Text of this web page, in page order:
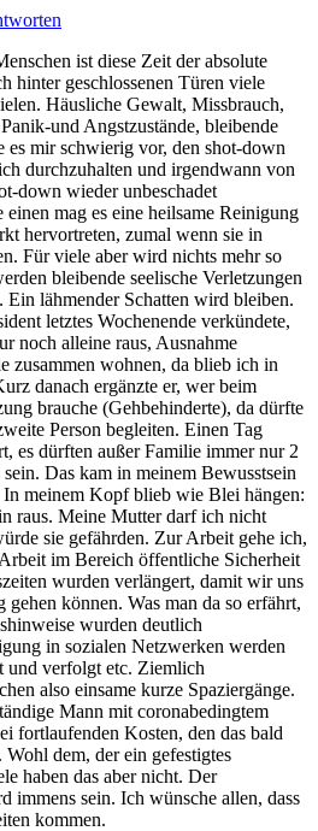
ist diese Zeit der absolute
hinter geschlossenen Türen viele
Häusliche Gewalt, Missbrauch,
und Angstzustände, bleibende
es mir schwierig vor, den shot-down
durchzuhalten und irgendwann von
down wieder unbeschadet
mag es eine heilsame Reinigung
hervortreten, zumal wenn sie in
Für viele aber wird nichts mehr so
bleibende seelische Verletzungen
Ein lähmender Schatten wird bleiben.
letztes Wochenende verkündete,
noch alleine raus, Ausnahme
zusammen wohnen, da blieb ich in
danach ergänzte er, wer beim
brauche (Gehbehinderte), da dürfte
Person begleiten. Einen Tag
es dürften außer Familie immer nur 2
Das kam in meinem Bewusstsein
meinem Kopf blieb wie Blei hängen:
raus. Meine Mutter darf ich nicht
sie gefährden. Zur Arbeit gehe ich,
im Bereich öffentliche Sicherheit
wurden verlängert, damit wir uns
gehen können. Was man da so erfährt,
wurden deutlich
in sozialen Netzwerken werden
und verfolgt etc. Ziemlich
also einsame kurze Spaziergänge.
Mann mit coronabedingtem
fortlaufenden Kosten, den das bald
dem, der ein gefestigtes
haben das aber nicht. Der
immens sein. Ich wünsche allen, dass
kommen.